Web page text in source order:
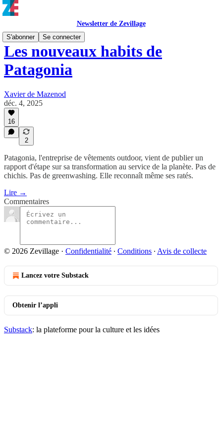
Newsletter de Zevillage
S'abonner
Se connecter
Les nouveaux habits de
Patagonia
Xavier de Mazenod
déc. 4, 2025
16
2
Patagonia, l'entreprise de vêtements outdoor, vient de publier un
rapport d'étape sur sa transformation au service de la planète. Pas de
chichis. Pas de greenwashing. Elle reconnaît même ses ratés.
Lire →
Commentaires
© 2026 Zevillage · Confidentialité ∙ Conditions ∙ Avis de collecte
Lancez votre Substack
Obtenir l’appli
Substack: la plateforme pour la culture et les idées